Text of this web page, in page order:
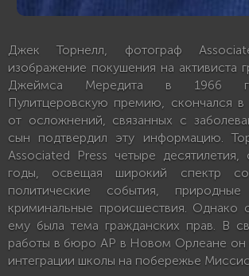
Джек Торнелл, фотограф
изображение покушения на активиста
Джеймса Мередита в 1966
Пулитцеровскую премию, скончался в
от осложнений, связанных с
сын подтвердил эту информацию.
Associated Press четыре
годы, освещая широкий спектр
политические события,
криминальные происшествия. Однако
ему была тема гражданских прав. В
работы в бюро AP в Новом Орлеане он
интеграции школы на побережье